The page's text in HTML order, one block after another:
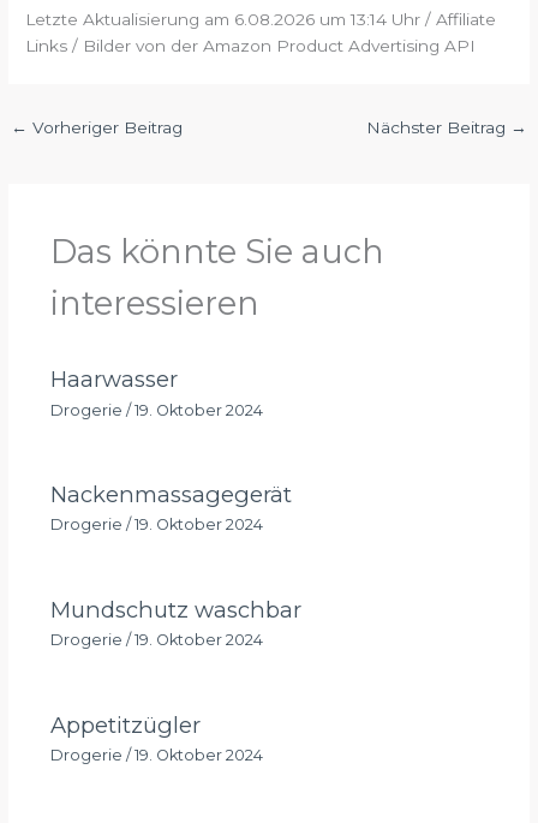
Letzte Aktualisierung am 6.08.2026 um 13:14 Uhr / Affiliate
Links / Bilder von der Amazon Product Advertising API
← Vorheriger Beitrag Nächster Beitrag →
Das könnte Sie auch
interessieren
Haarwasser
Drogerie /19. Oktober 2024
Nackenmassagegerät
Drogerie / 19. Oktober 2024
Mundschutz waschbar
Drogerie / 19. Oktober 2024
Appetitzügler
Drogerie / 19. Oktober 2024